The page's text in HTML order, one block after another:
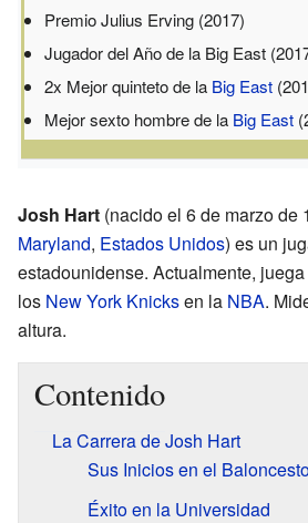
Premio Julius Erving (2017)
Jugador del Año de la Big East
2x Mejor quinteto de la Big East
Mejor sexto hombre de la Big East
Josh Hart (nacido el 6 de marzo de
Maryland, Estados Unidos) es un
estadounidense. Actualmente,
los New York Knicksen la NBA.
altura.
Contenido
La Carrera de Josh Hart
Sus Inicios en el
Éxito en la Universidad